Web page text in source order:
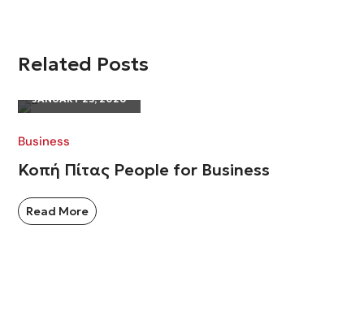
Related Posts
JANUARY 23, 2026
Business
Κοπή Πίτας People for Business
Read More